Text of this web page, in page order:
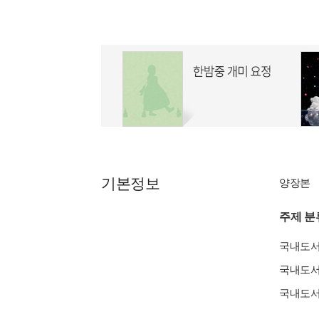
기본정보 양장본
주제 분
국내도서
국내도서
국내도서